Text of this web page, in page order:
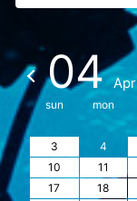
04 Apr
sun mon
3
4
10
11
17
18